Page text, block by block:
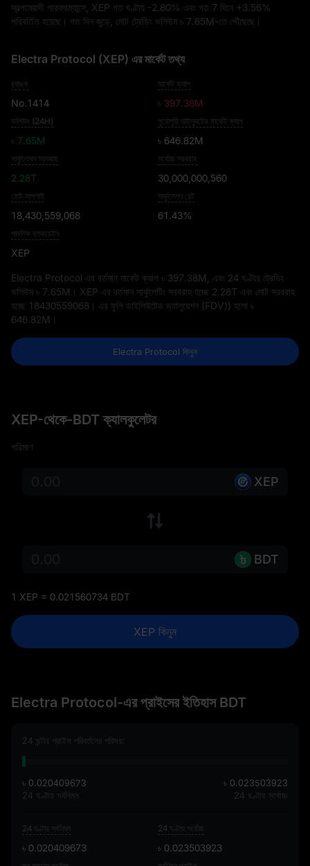
স্বল্পমেয়াদী পারফরম্যান্সে, XEP গত ঘণ্টায় -2.80% এবং গত 7 দিনে +3.56%
পরিবর্তিত হয়েছে। গত দিন জুড়ে, মোট ট্রেডিং ভলিউম ৳ 7.65M-তে পৌঁছেছে।
Electra Protocol (XEP) এর মার্কেট তথ্য
র‍্যাঙ্ক
No.1414
মার্কেট ক্যাপ
৳ 397.38M
ভলিউম (24H)
৳ 7.65M
পুরোপুরি ডাইল্যুটেড মার্কেট ক্যাপ
৳ 646.82M
সার্কুলেশন সরবরাহ
2.28T
সর্বোচ্চ সরবরাহ
30,000,000,560
মোট সাপ্লাই
18,430,559,068
সার্কুলেশন রেট
61.43%
পাবলিক ব্লকচেইন
XEP
Electra Protocol এর বর্তমান মার্কেট ক্যাপ ৳ 397.38M
, এবং 24 ঘণ্টার ট্রেডিং
ভলিউম ৳ 7.65M । XEP এর বর্তমান সার্কুলেটিং সরবরাহ হচ্ছে 2.28T এবং মোট সরবরাহ
হচ্ছে 18430559068 । এর ফুলি ডাইলিউটেড ভ্যালুয়েশন (FDV)) হলো ৳
646.82M ।
Electra Protocol কিনুন
XEP-থেকে-BDT ক্যালকুলেটর
পরিমাণ
XEP
BDT
1 XEP = 0.021560734 BDT
XEP কিনুন
Electra Protocol-এর প্রাইসের ইতিহাস BDT
24 ঘন্টার প্রাইস পরিবর্তনের পরিসর:
৳ 0.020409673
24 ঘণ্টায় সর্বনিম্ন
৳ 0.023503923
24 ঘণ্টায় সর্বোচ্চ
24 ঘণ্টায় সর্বনিম্ন
৳ 0.020409673
24 ঘণ্টায় সর্বোচ্চ
৳ 0.023503923